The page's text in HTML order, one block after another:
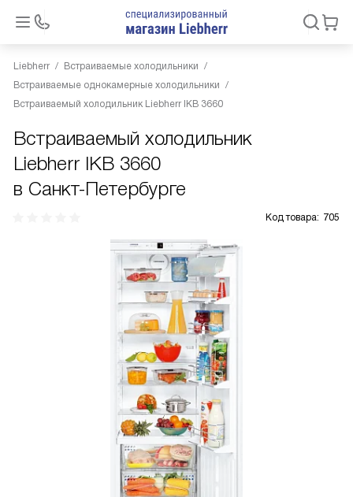
Liebherr
Встраиваемые холодильники
Встраиваемые однокамерные холодильники
Встраиваемый холодильник Liebherr IKB 3660
Встраиваемый холодильник
Liebherr IKB 3660
в Санкт-Петербурге
Код товара: 705